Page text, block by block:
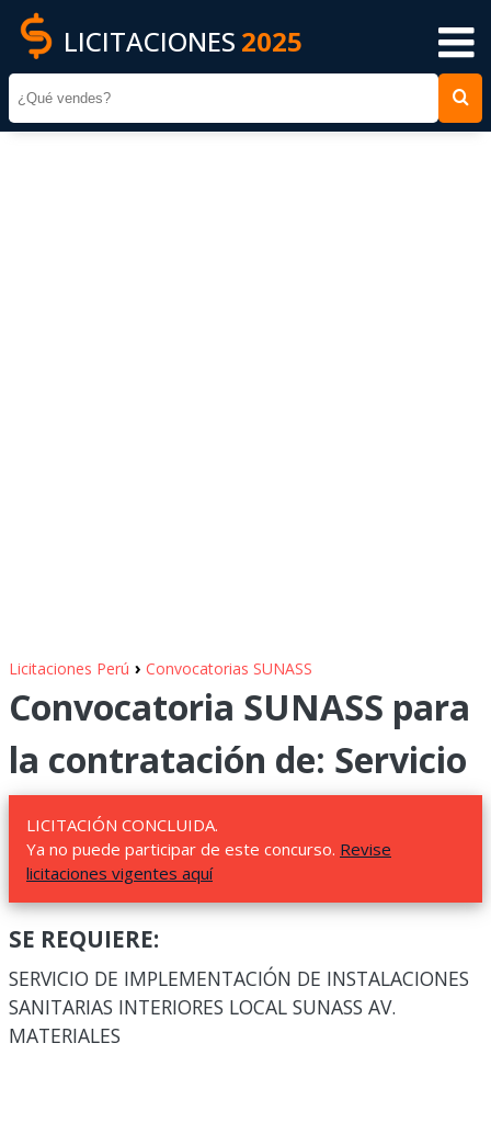
LICITACIONES 2025
Licitaciones Perú › Convocatorias SUNASS
Convocatoria SUNASS para
la contratación de: Servicio
LICITACIÓN CONCLUIDA.
Ya no puede participar de este concurso. Revise
licitaciones vigentes aquí
SE REQUIERE:
SERVICIO DE IMPLEMENTACIÓN DE INSTALACIONES
SANITARIAS INTERIORES LOCAL SUNASS AV.
MATERIALES